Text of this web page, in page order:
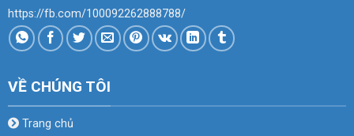
https://fb.com/100092262888788/
VỀ CHÚNG TÔI
Trang chủ